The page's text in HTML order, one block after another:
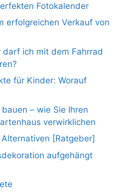
Fotokalender
erfolgreichen Verkauf von
darf ich mit dem Fahrrad
für Kinder: Worauf
– wie Sie Ihren
verwirklichen
[Ratgeber]
aufgehängt